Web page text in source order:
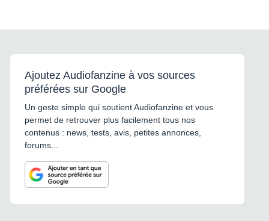
Ajoutez Audiofanzine à vos sources
préférées sur Google
Un geste simple qui soutient Audiofanzine et vous
permet de retrouver plus facilement tous nos
contenus : news, tests, avis, petites annonces,
forums...